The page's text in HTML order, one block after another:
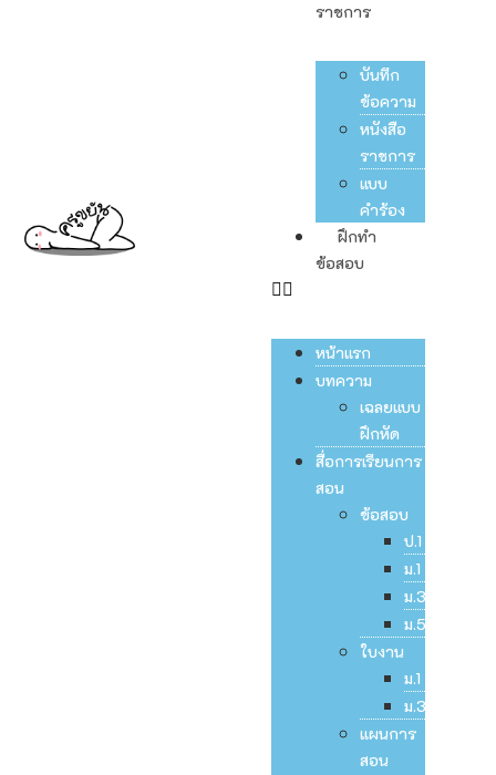
ราชการ
บันทึก
ข้อความ
หนังสือ
ราชการ
แบบ
คำร้อง
ฝึกทำ
ข้อสอบ
หน้าแรก
บทความ
เฉลยแบบ
ฝึกหัด
สื่อการเรียนการ
สอน
ข้อสอบ
ป.1
ม.1
ม.3
ม.5
ใบงาน
ม.1
ม.3
แผนการ
สอน